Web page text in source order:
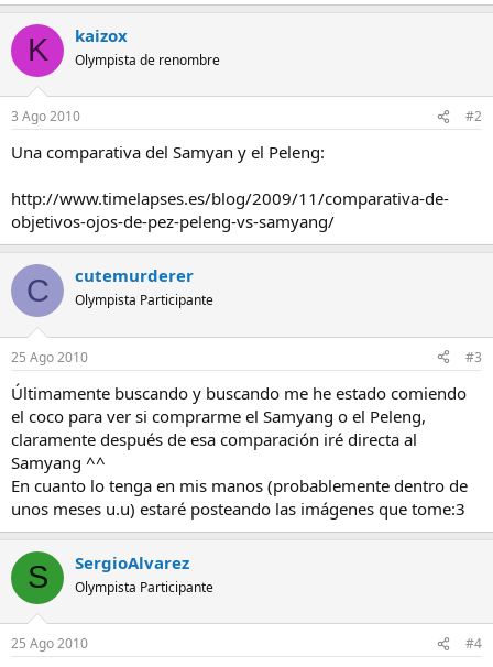
K kaizox
Olympista de renombre
3 Ago 2010 #2
Una comparativa del Samyan y el Peleng:
http://www.timelapses.es/blog/2009/11/comparativa-de-
objetivos-ojos-de-pez-peleng-vs-samyang/
C cutemurderer
Olympista Participante
25 Ago 2010 #3
Últimamente buscando y buscando me he estado comiendo
el coco para ver si comprarme el Samyang o el Peleng,
claramente después de esa comparación iré directa al
Samyang ^^
En cuanto lo tenga en mis manos (probablemente dentro de
unos meses u.u) estaré posteando las imágenes que tome:3
S SergioAlvarez
Olympista Participante
25 Ago 2010 #4